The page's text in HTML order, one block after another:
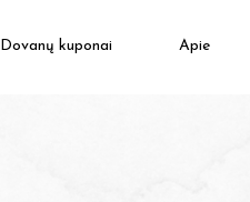
Dovanų kuponai Apie